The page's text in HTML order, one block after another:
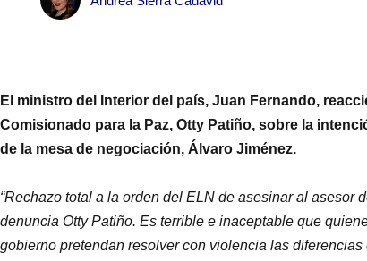
El ministro del Interior del país, Juan Fernando,
Comisionado para la Paz, Otty Patiño, sobre la
de la mesa de negociación, Álvaro Jiménez.
“Rechazo total a la orden del ELN de asesinar al asesor
denuncia Otty Patiño. Es terrible e inaceptable que
gobierno pretendan resolver con violencia las